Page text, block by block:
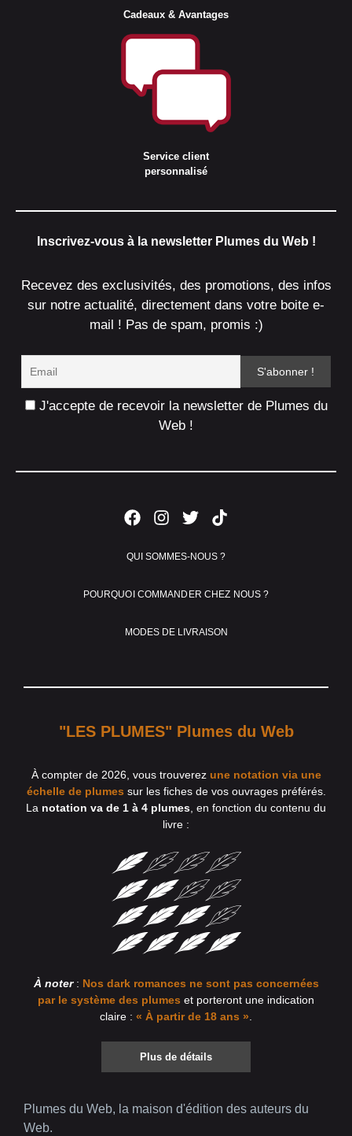
Cadeaux & Avantages
Service client
personnalisé
Inscrivez-vous à la newsletter Plumes du Web !
Recevez des exclusivités, des promotions, des infos
sur notre actualité, directement dans votre boite e-
mail ! Pas de spam, promis :)
J'accepte de recevoir la newsletter de Plumes du
Web !
QUI SOMMES-NOUS ?
POURQUOI COMMANDER CHEZ NOUS ?
MODES DE LIVRAISON
"LES PLUMES" Plumes du Web
À compter de 2026, vous trouverez une notation via une
échelle de plumes sur les fiches de vos ouvrages préférés.
La notation va de 1 à 4 plumes , en fonction du contenu du
livre :
À noter: Nos dark romances ne sont pas concernées
par le système des plumes et porteront une indication
claire : « À partir de 18 ans ».
Plus de détails
Plumes du Web, la maison d'édition des auteurs du
Web.